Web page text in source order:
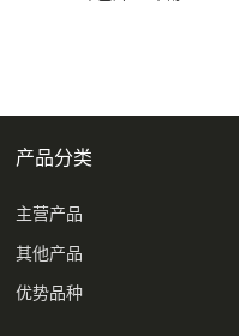
产品分类
主营产品
其他产品
优势品种